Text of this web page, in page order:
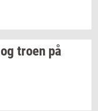
og troen på